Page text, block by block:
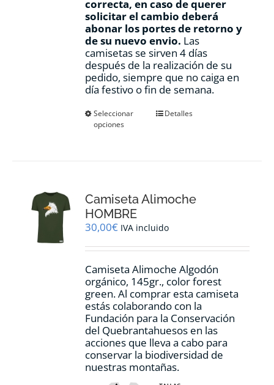
correcta, en caso de querer
solicitar el cambio deberá
abonar los portes de retorno y
de su nuevo envio. Las
camisetas se sirven 4 días
después de la realización de su
pedido, siempre que no caiga en
día festivo o fin de semana.
Seleccionar
opciones
Este
se
elegir
la
de
producto
Detalles
Camiseta Alimoche
HOMBRE
30,00€ IVA incluido
Camiseta Alimoche Algodón
orgánico, 145gr., color forest
green. Al comprar esta camiseta
estás colaborando con la
Fundación para la Conservación
del Quebrantahuesos en las
acciones que lleva a cabo para
conservar la biodiversidad de
nuestras montañas.